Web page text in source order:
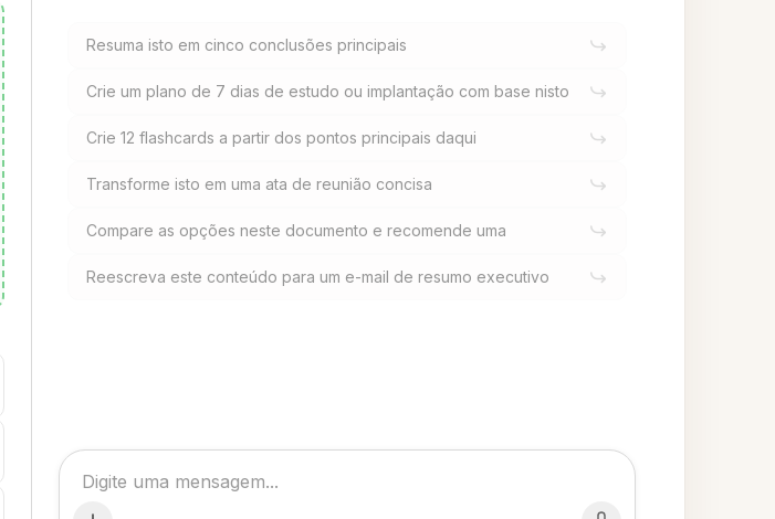
Resuma isto em cinco conclusões principais
Crie um plano de 7 dias de estudo ou implantação com base nisto
Crie 12 flashcards a partir dos pontos principais daqui
Transforme isto em uma ata de reunião concisa
Compare as opções neste documento e recomende uma
Reescreva este conteúdo para um e-mail de resumo executivo